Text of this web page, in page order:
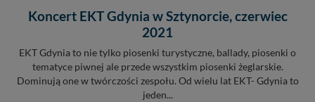
Koncert EKT Gdynia w Sztynorcie, czerwiec
2021
EKT Gdynia to nie tylko piosenki turystyczne, ballady, piosenki o
tematyce piwnej ale przede wszystkim piosenki żeglarskie.
Dominują one w twórczości zespołu. Od wielu lat EKT- Gdynia to
jeden...